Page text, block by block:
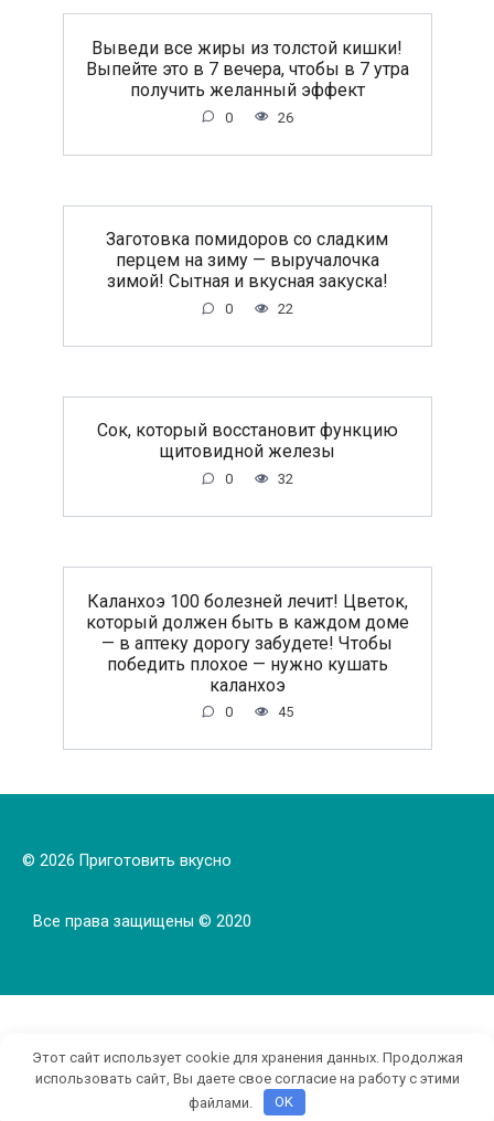
Выведи все жиры из толстой кишки!
Выпейте это в 7 вечера, чтобы в 7 утра
получить желанный эффект
0 26
Заготовка помидоров со сладким
перцем на зиму — выручалочка
зимой! Сытная и вкусная закуска!
0 22
Сок, который восстановит функцию
щитовидной железы
0 32
Каланхоэ 100 болезней лечит! Цветок,
который должен быть в каждом доме
— в аптеку дорогу забудете! Чтобы
победить плохое — нужно кушать
каланхоэ
0 45
© 2026 Приготовить вкусно
Все права защищены © 2020
Этот сайт использует cookie для хранения данных. Продолжая
использовать сайт, Вы даете свое согласие на работу с этими
файлами.
OK